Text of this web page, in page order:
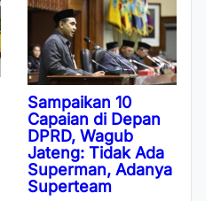
Sampaikan 10
Capaian di Depan
DPRD, Wagub
Jateng: Tidak Ada
Superman, Adanya
Superteam